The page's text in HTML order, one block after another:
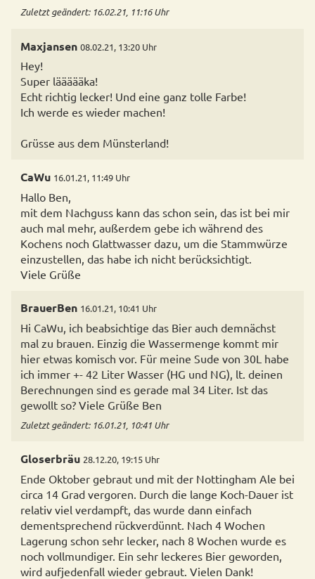
Zuletzt geändert: 16.02.21, 11:16 Uhr
Maxjansen 08.02.21, 13:20 Uhr
Hey!
Super läääääka!
Echt richtig lecker! Und eine ganz tolle Farbe!
Ich werde es wieder machen!
Grüsse aus dem Münsterland!
CaWu 16.01.21, 11:49 Uhr
Hallo Ben,
mit dem Nachguss kann das schon sein, das ist bei mir
auch mal mehr, außerdem gebe ich während des
Kochens noch Glattwasser dazu, um die Stammwürze
einzustellen, das habe ich nicht berücksichtigt.
Viele Grüße
BrauerBen 16.01.21, 10:41 Uhr
Hi CaWu, ich beabsichtige das Bier auch demnächst
mal zu brauen. Einzig die Wassermenge kommt mir
hier etwas komisch vor. Für meine Sude von 30L habe
ich immer +- 42 Liter Wasser (HG und NG), lt. deinen
Berechnungen sind es gerade mal 34 Liter. Ist das
gewollt so? Viele Grüße Ben
Zuletzt geändert: 16.01.21, 10:41 Uhr
Gloserbräu 28.12.20, 19:15 Uhr
Ende Oktober gebraut und mit der Nottingham Ale bei
circa 14 Grad vergoren. Durch die lange Koch-Dauer ist
relativ viel verdampft, das wurde dann einfach
dementsprechend rückverdünnt. Nach 4 Wochen
Lagerung schon sehr lecker, nach 8 Wochen wurde es
noch vollmundiger. Ein sehr leckeres Bier geworden,
wird aufjedenfall wieder gebraut. Vielen Dank!